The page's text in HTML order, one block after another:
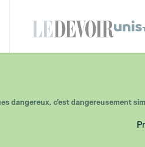
dangereux, c’est dangereusement